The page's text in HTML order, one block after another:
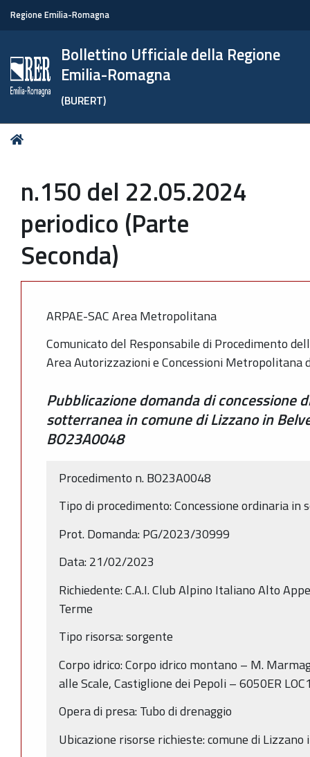
Regione Emilia-Romagna
Bollettino Ufficiale della Regione
Emilia-Romagna
(BURERT)
Tu
n.150 del 22.05.2024
periodico (Parte
Seconda)
ARPAE-SAC Area Metropolitana
Comunicato del Responsabile di Procedimento
Area Autorizzazioni e Concessioni Metropolitana
Pubblicazione domanda di concessione
sotterranea in comune di Lizzano in
BO23A0048
Procedimento n. BO23A0048
Tipo di procedimento: Concessione ordinaria
Prot. Domanda: PG/2023/30999
Data: 21/02/2023
Richiedente: C.A.I. Club Alpino Italiano Alto
Terme
Tipo risorsa: sorgente
Corpo idrico: Corpo idrico montano – M.
alle Scale, Castiglione dei Pepoli – 6050ER
Opera di presa: Tubo di drenaggio
Ubicazione risorse richieste: comune di Lizzano